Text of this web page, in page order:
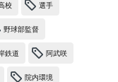
校 選手
野球部監督
鉄道 阿武咲
院内環境